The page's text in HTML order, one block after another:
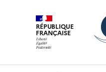
RÉPUBLIQUE
FRANÇAISE